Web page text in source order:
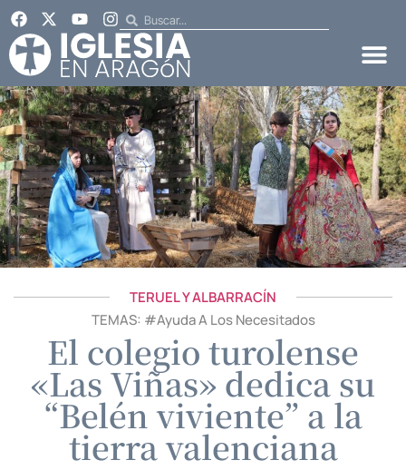
TERUEL Y ALBARRACÍN
TEMAS: #Ayuda A Los Necesitados
El colegio turolense
«Las Viñas» dedica su
“Belén viviente” a la
tierra valenciana